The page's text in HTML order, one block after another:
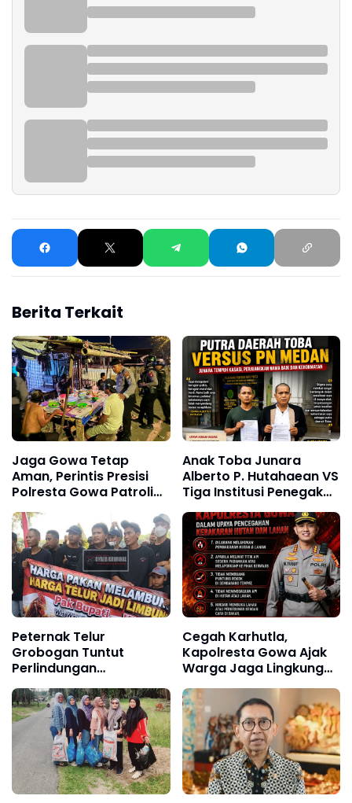
Berita Terkait
Jaga Gowa Tetap
Aman, Perintis Presisi
Polresta Gowa Patroli
hingga Dini Hari
Anak Toba Junara
Alberto P. Hutahaean VS
Tiga Institusi Penegak
Hukum: PN Medan, Kejari
Medan dan Polsek
Medan Barat
Peternak Telur
Grobogan Tuntut
Perlindungan
Pemerintah
Cegah Karhutla,
Kapolresta Gowa Ajak
Warga Jaga Lingkungan
dan Waspadai Titik Api